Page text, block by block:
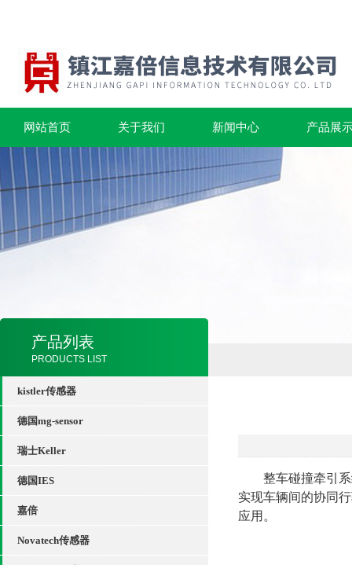
网站首页 关于我们 新闻中心 产品展
产品列表
PRODUCTS LIST
kistler传感器
德国mg-sensor
瑞士Keller
德国IES
嘉倍
Novatech传感器
整车碰撞牵引系统
实现车辆间的协同
应用。